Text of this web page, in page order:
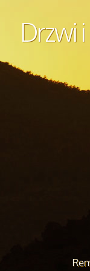
Drzwi